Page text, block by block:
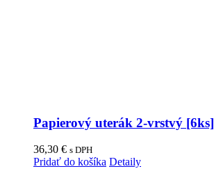
Papierový uterák 2-vrstvý [6ks]
36,30 € s DPH
Pridať do košíka Detaily